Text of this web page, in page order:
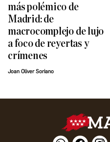
más polémico de
Madrid: de
macrocomplejo de lujo
a foco de reyertas y
crímenes
Joan Oliver Soriano